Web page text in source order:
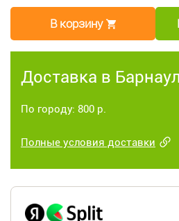
В корзину
Доставка в
По городу: 800 р.
Полные условия доставки